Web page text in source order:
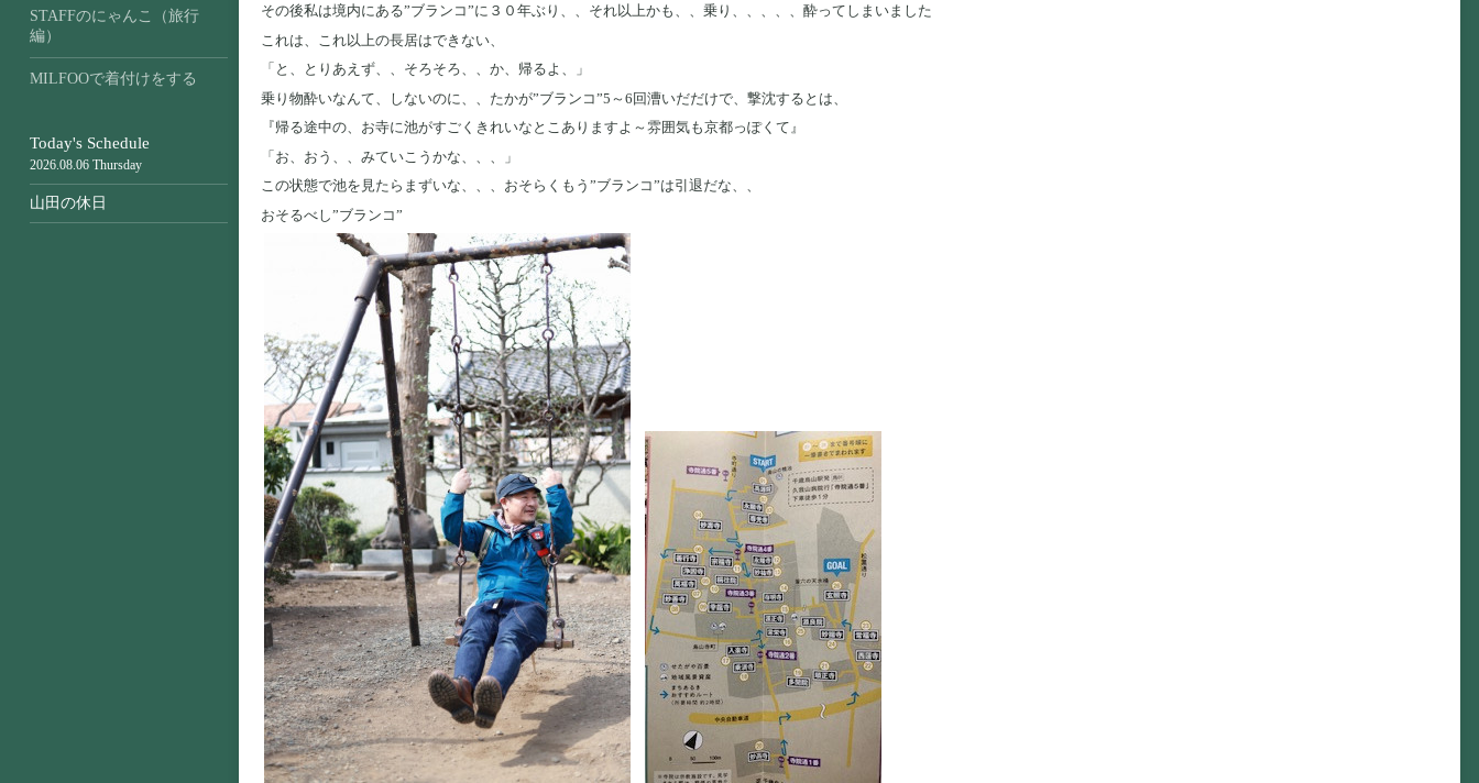
その後私は境内にある”ブランコ”に３０年ぶり、、それ以上かも、、乗り、、、、、酔ってしまいました
これは、これ以上の長居はできない、
「と、とりあえず、、そろそろ、、か、帰るよ、」
乗り物酔いなんて、しないのに、、たかが”ブランコ”5～6回漕いだだけで、撃沈するとは、
『帰る途中の、お寺に池がすごくきれいなとこありますよ～雰囲気も京都っぽくて』
「お、おう、、みていこうかな、、、」
この状態で池を見たらまずいな、、、おそらくもう”ブランコ”は引退だな、、
おそるべし”ブランコ”
STAFFのにゃんこ（旅行
編）
MILFOOで着付けをする
Today's Schedule
2026.08.06 Thursday
山田の休日